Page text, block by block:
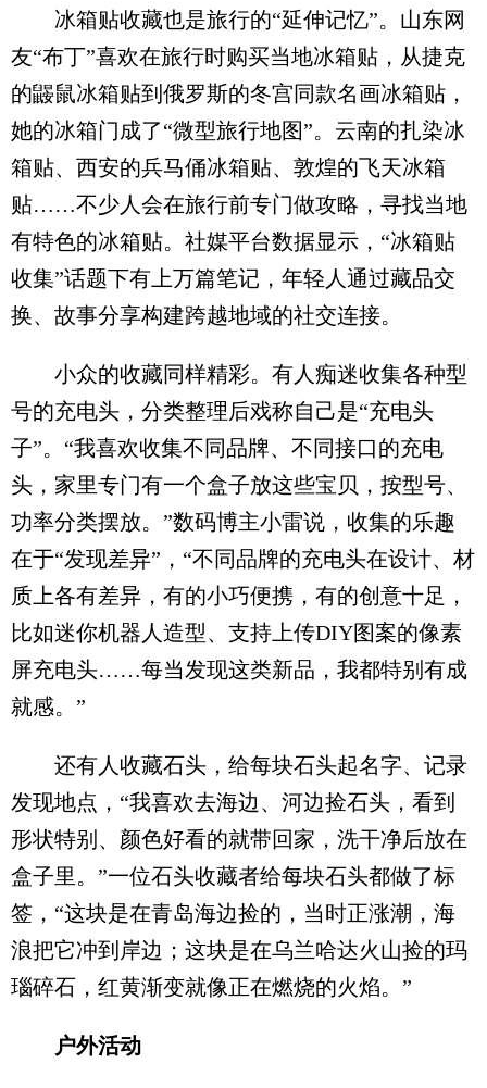
冰箱贴收藏也是旅行的“延伸记忆”。山东网
友“布丁”喜欢在旅行时购买当地冰箱贴，从捷克
的鼹鼠冰箱贴到俄罗斯的冬宫同款名画冰箱贴，
她的冰箱门成了“微型旅行地图”。云南的扎染冰
箱贴、西安的兵马俑冰箱贴、敦煌的飞天冰箱
贴……不少人会在旅行前专门做攻略，寻找当地
有特色的冰箱贴。社媒平台数据显示，“冰箱贴
收集”话题下有上万篇笔记，年轻人通过藏品交
换、故事分享构建跨越地域的社交连接。
小众的收藏同样精彩。有人痴迷收集各种型
号的充电头，分类整理后戏称自己是“充电头
子”。“我喜欢收集不同品牌、不同接口的充电
头，家里专门有一个盒子放这些宝贝，按型号、
功率分类摆放。”数码博主小雷说，收集的乐趣
在于“发现差异”，“不同品牌的充电头在设计、材
质上各有差异，有的小巧便携，有的创意十足，
比如迷你机器人造型、支持上传DIY图案的像素
屏充电头……每当发现这类新品，我都特别有成
就感。”
还有人收藏石头，给每块石头起名字、记录
发现地点，“我喜欢去海边、河边捡石头，看到
形状特别、颜色好看的就带回家，洗干净后放在
盒子里。”一位石头收藏者给每块石头都做了标
签，“这块是在青岛海边捡的，当时正涨潮，海
浪把它冲到岸边；这块是在乌兰哈达火山捡的玛
瑙碎石，红黄渐变就像正在燃烧的火焰。”
户外活动